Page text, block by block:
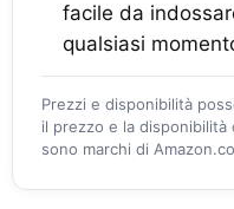
facile da
qualsiasi
Prezzi e disponibilità
il prezzo e la disponibilità
sono marchi di